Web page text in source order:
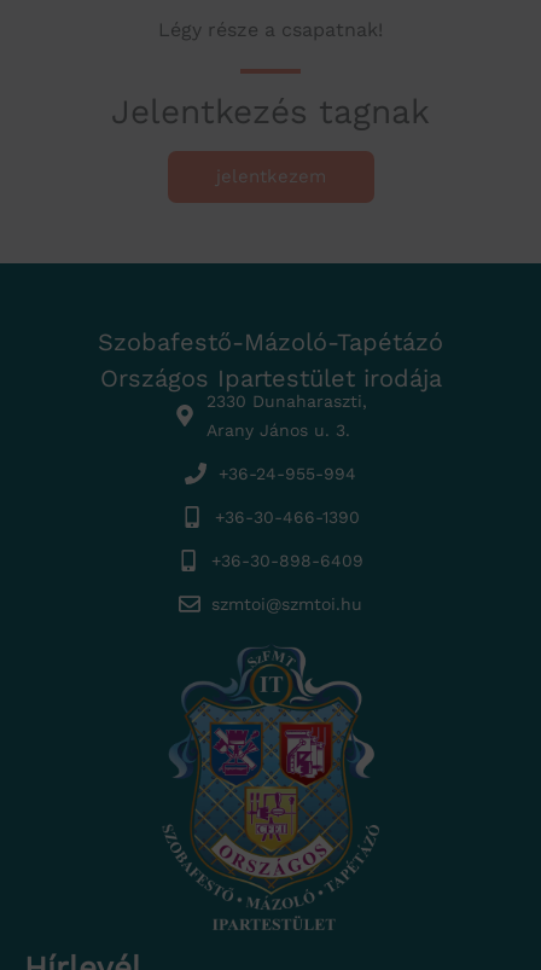
Légy része a csapatnak!
Jelentkezés tagnak
jelentkezem
Szobafestő-Mázoló-Tapétázó
Országos Ipartestület irodája
2330 Dunaharaszti,
Arany János u. 3.
+36-24-955-994
+36-30-466-1390
+36-30-898-6409
szmtoi@szmtoi.hu